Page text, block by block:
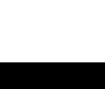
nützliche Tipps